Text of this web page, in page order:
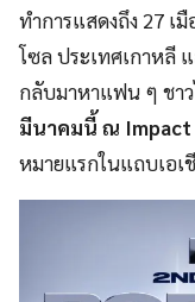
ทำการแสดงถึง 27 เ
โซล ประเทศเกาหลี
กลับมาหาแฟน ๆ ชา
มีนาคมนี้ ณ Impact
หมายแรกในแถบเอเ